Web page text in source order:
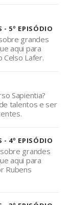
- 5º EPISÓDIO
grandes
aqui para
Lafer.
Sapientia?
talentos e ser
- 4º EPISÓDIO
grandes
aqui para
Rubens